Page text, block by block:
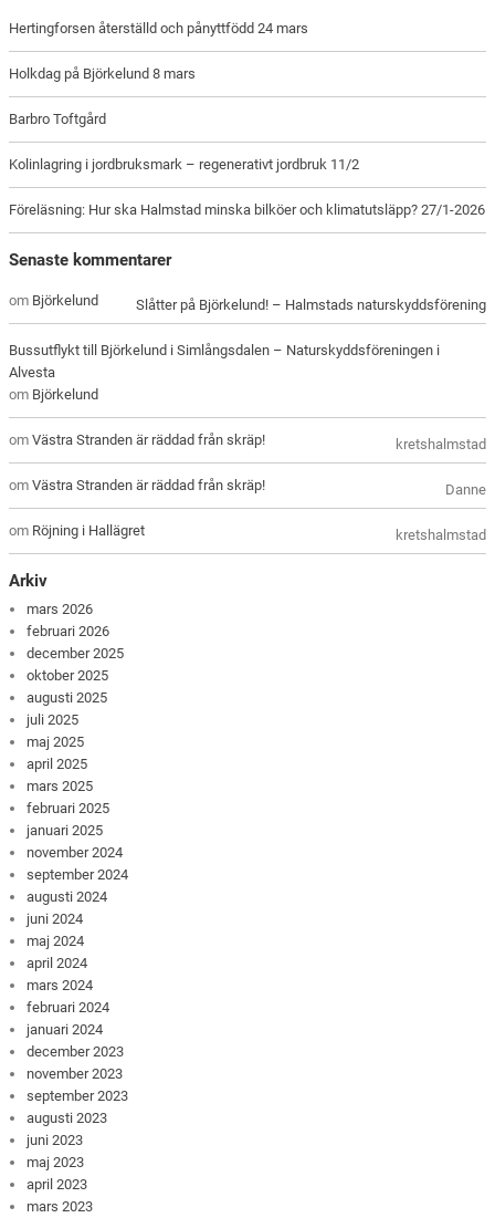
Hertingforsen återställd och pånyttfödd 24 mars
Holkdag på Björkelund 8 mars
Barbro Toftgård
Kolinlagring i jordbruksmark – regenerativt jordbruk 11/2
Föreläsning: Hur ska Halmstad minska bilköer och klimatutsläpp? 27/1-2026
Senaste kommentarer
Slåtter på Björkelund! – Halmstads naturskyddsförening
om Björkelund
Bussutflykt till Björkelund i Simlångsdalen – Naturskyddsföreningen i
Alvesta
om Björkelund
kretshalmstad
omVästra Stranden är räddad från skräp!
Danne
omVästra Stranden är räddad från skräp!
kretshalmstad
om Röjning i Hallägret
Arkiv
mars 2026
februari 2026
december 2025
oktober 2025
augusti 2025
juli 2025
maj 2025
april 2025
mars 2025
februari 2025
januari 2025
november 2024
september 2024
augusti 2024
juni 2024
maj 2024
april 2024
mars 2024
februari 2024
januari 2024
december 2023
november 2023
september 2023
augusti 2023
juni 2023
maj 2023
april 2023
mars 2023